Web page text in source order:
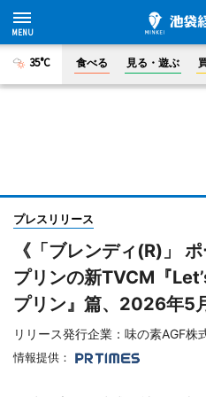
35°C 食べる 見る・遊ぶ
プレスリリース
《「ブレンディ(R)」
プリンの新TVCM『
プリン』篇、2026年5
リリース発行企業：味の素AGF株
情報提供：